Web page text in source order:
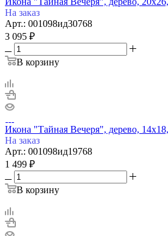
На заказ
Арт.: 001098ид30768
3 095 ₽
В корзину
Икона "Тайная Вечеря", дерево,
На заказ
Арт.: 001098ид19768
1 499 ₽
В корзину